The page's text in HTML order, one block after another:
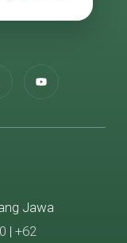
Jawa
| +62